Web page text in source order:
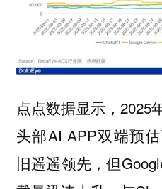
点点数据显示，2025
头部AI APP双端预
旧遥遥领先，但